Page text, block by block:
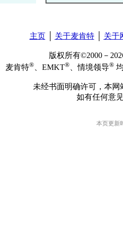
主页│ 关于麦肯特│ 关于
版权所有©2000－
麦肯特® 、EMKT® 、情境领导®
未经书面明确许可，本
如有任何意
本页更新